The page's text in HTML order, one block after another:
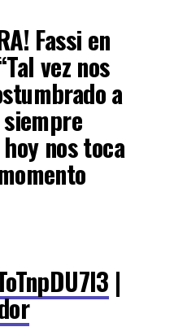
Fassi en
vez nos
a
nos toca
|